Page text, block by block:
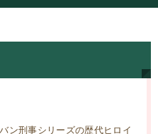
ン刑事シリーズの歴代ヒロイ